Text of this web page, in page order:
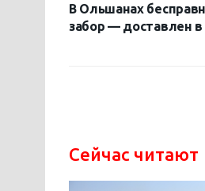
В Ольшанах
забор — доставлен
Сейчас читают